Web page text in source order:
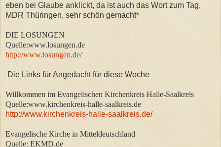
eben bei Glaube anklickt, da ist auch das Wort zum Tag,
MDR Thüringen, sehr schön gemacht*
DIE LOSUNGEN
Quelle:www.losungen.de
http://www.losungen.de/
Die Links für Angedacht für diese Woche
Willkommen im Evangelischen Kirchenkreis Halle-Saalkreis
Quelle:www.kirchenkreis-halle-saalkreis.de
http://www.kirchenkreis-halle-saalkreis.de/
Evangelische Kirche in Mitteldeutschland
Quelle: EKMD.de